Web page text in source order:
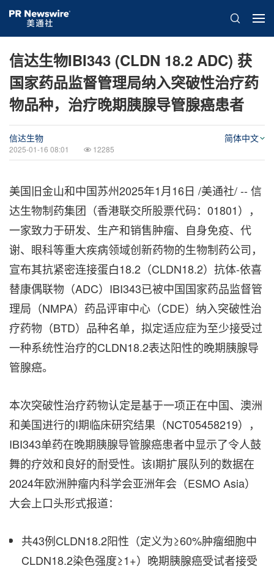
信达生物IBI343 (CLDN 18.2 ADC) 获
国家药品监督管理局纳入突破性治疗药
物品种，治疗晚期胰腺导管腺癌患者
信达生物
2025-01-16 08:01 12285
简体中文
美国旧金山和中国苏州2025年1月16日 /美通社/ -- 信
达生物制药集团（香港联交所股票代码：01801），
一家致力于研发、生产和销售肿瘤、自身免疫、代
谢、眼科等重大疾病领域创新药物的生物制药公司，
宣布其抗紧密连接蛋白18.2（CLDN18.2）抗体-依喜
替康偶联物（ADC）IBI343已被中国国家药品监督管
理局（NMPA）药品评审中心（CDE）纳入突破性治
疗药物（BTD）品种名单，拟定适应症为至少接受过
一种系统性治疗的CLDN18.2表达阳性的晚期胰腺导
管腺癌。
本次突破性治疗药物认定是基于一项正在中国、澳洲
和美国进行的I期临床研究结果（NCT05458219），
IBI343单药在晚期胰腺导管腺癌患者中显示了令人鼓
舞的疗效和良好的耐受性。该I期扩展队列的数据在
2024年欧洲肿瘤内科学会亚洲年会（ESMO Asia）
大会上口头形式报道：
共43例CLDN18.2阳性（定义为≥60%肿瘤细胞中
CLDN18.2染色强度≥1+）晚期胰腺癌受试者接受